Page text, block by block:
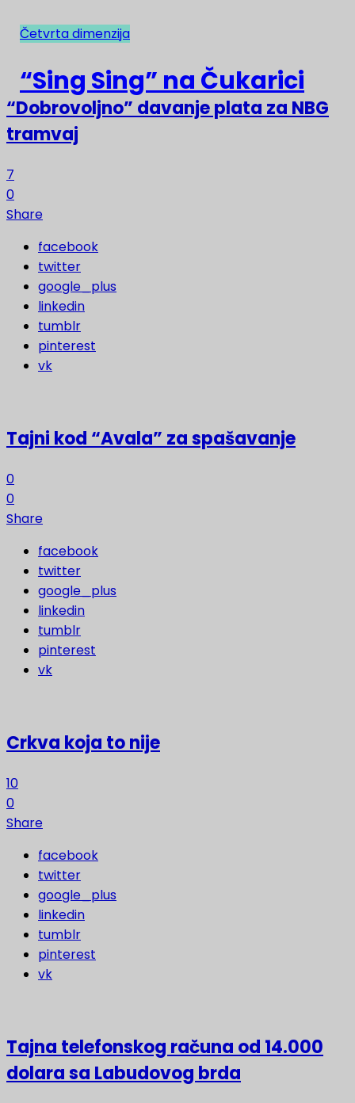
NAJNOVIJE
“Dobrovoljno” davanje plata za NBG
tramvaj
7
0
Share
facebook
twitter
google_plus
linkedin
tumblr
pinterest
vk
Tajni kod “Avala” za spašavanje
0
0
Share
facebook
twitter
google_plus
linkedin
tumblr
pinterest
vk
Crkva koja to nije
10
0
Share
facebook
twitter
google_plus
linkedin
tumblr
pinterest
vk
Tajna telefonskog računa od 14.000
dolara sa Labudovog brda
Četvrta dimenzija
“Sing Sing” na Čukarici